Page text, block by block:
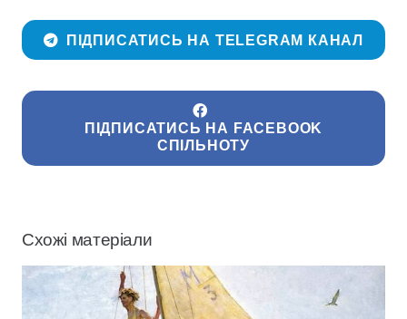
ПІДПИСАТИСЬ НА TELEGRAM КАНАЛ
ПІДПИСАТИСЬ НА FACEBOOK
СПІЛЬНОТУ
Схожі матеріали